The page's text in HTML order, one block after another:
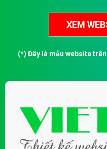
(*) Đây là mẫu website